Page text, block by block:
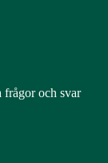
frågor och svar